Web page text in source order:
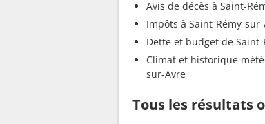
Avis de décès à Saint-
Impôts à Saint-Rémy-
Dette et budget de
Climat et historique
sur-Avre
Tous les résultats